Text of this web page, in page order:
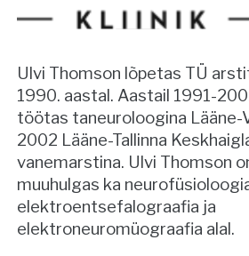
Ulvi Thomson lõpetas TÜ
1990. aastal. Aastail 1991-
töötas taneuroloogina Lääne-
2002 Lääne-Tallinna
vanemarstina. Ulvi Thomson
muuhulgas ka
elektroentsefalograafia ja
elektroneuromüograafia alal.